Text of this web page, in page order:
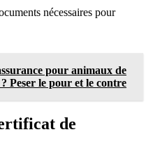
nécessaires pour
pour animaux de
Peser le pour et le contre
de